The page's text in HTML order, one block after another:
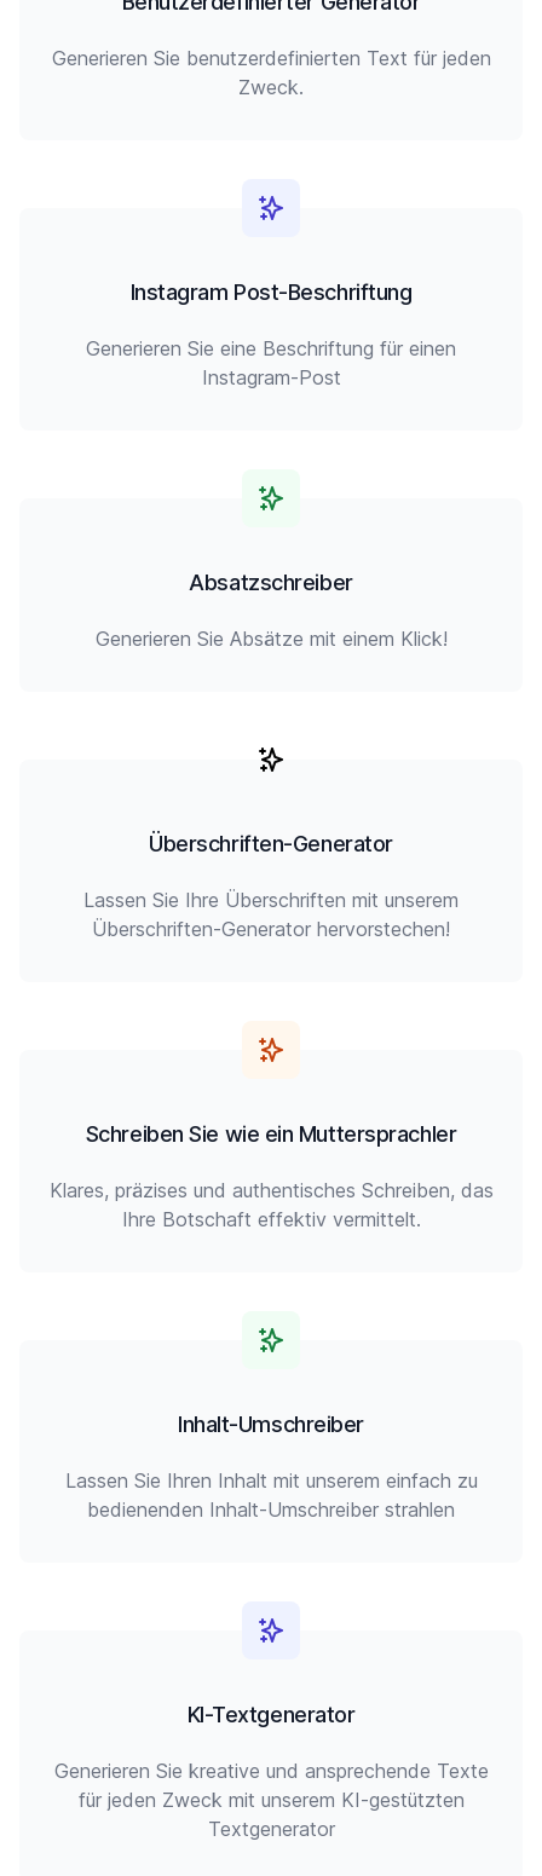
Generieren Sie benutzerdefinierten Text für jeden
Zweck.
Instagram Post-Beschriftung
Generieren Sie eine Beschriftung für einen
Instagram-Post
Absatzschreiber
Generieren Sie Absätze mit einem Klick!
Überschriften-Generator
Lassen Sie Ihre Überschriften mit unserem
Überschriften-Generator hervorstechen!
Schreiben Sie wie ein Muttersprachler
Klares, präzises und authentisches Schreiben, das
Ihre Botschaft effektiv vermittelt.
Inhalt-Umschreiber
Lassen Sie Ihren Inhalt mit unserem einfach zu
bedienenden Inhalt-Umschreiber strahlen
KI-Textgenerator
Generieren Sie kreative und ansprechende Texte
für jeden Zweck mit unserem KI-gestützten
Textgenerator